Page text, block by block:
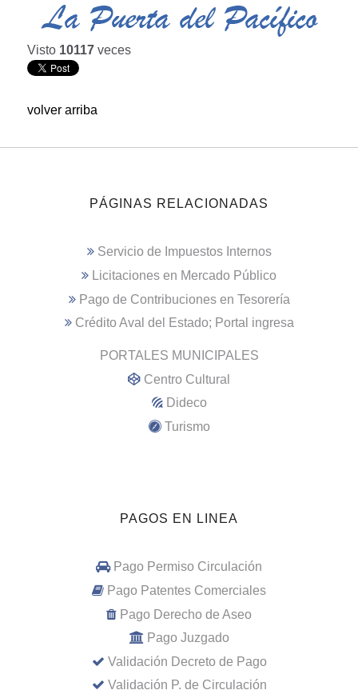
Visto 10117 veces
volver arriba
PÁGINAS RELACIONADAS
Servicio de Impuestos Internos
Licitaciones en Mercado Público
Pago de Contribuciones en Tesorería
Crédito Aval del Estado; Portal ingresa
PORTALES MUNICIPALES
Centro Cultural
Dideco
Turismo
PAGOS EN LINEA
Pago Permiso Circulación
Pago Patentes Comerciales
Pago Derecho de Aseo
Pago Juzgado
Validación Decreto de Pago
Validación P. de Circulación